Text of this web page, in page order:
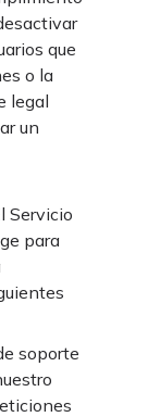
que
o la
legal
un
Servicio
para
soporte